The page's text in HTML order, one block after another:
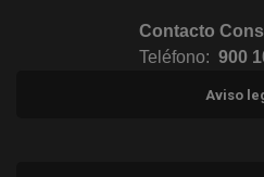
Contacto
Teléfono: 900
Aviso